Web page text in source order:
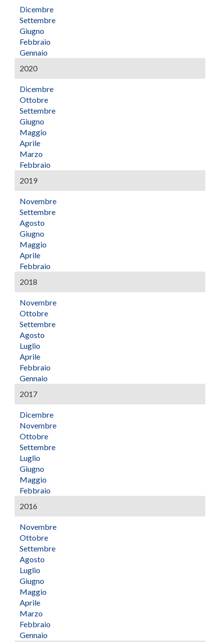
Dicembre
Settembre
Giugno
Febbraio
Gennaio
2020
Dicembre
Ottobre
Settembre
Giugno
Maggio
Aprile
Marzo
Febbraio
2019
Novembre
Settembre
Agosto
Giugno
Maggio
Aprile
Febbraio
2018
Novembre
Ottobre
Settembre
Agosto
Luglio
Aprile
Febbraio
Gennaio
2017
Dicembre
Novembre
Ottobre
Settembre
Luglio
Giugno
Maggio
Febbraio
2016
Novembre
Ottobre
Settembre
Agosto
Luglio
Giugno
Maggio
Aprile
Marzo
Febbraio
Gennaio